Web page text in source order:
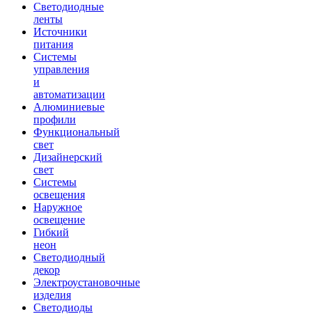
Светодиодные
ленты
Источники
питания
Системы
управления
и
автоматизации
Алюминиевые
профили
Функциональный
свет
Дизайнерский
свет
Системы
освещения
Наружное
освещение
Гибкий
неон
Светодиодный
декор
Электроустановочные
изделия
Светодиоды